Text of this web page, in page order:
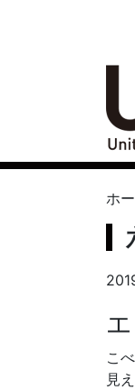
ホ
こ
見